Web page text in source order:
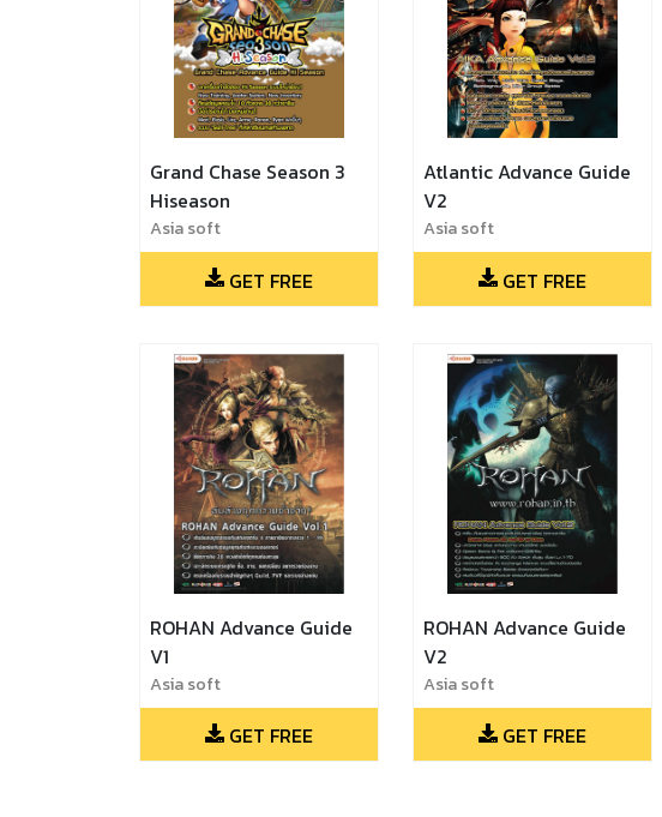
Grand Chase Season 3
Hiseason
Asia soft
GET FREE
Atlantic Advance Guide
V2
Asia soft
GET FREE
ROHAN Advance Guide
V1
Asia soft
GET FREE
ROHAN Advance Guide
V2
Asia soft
GET FREE